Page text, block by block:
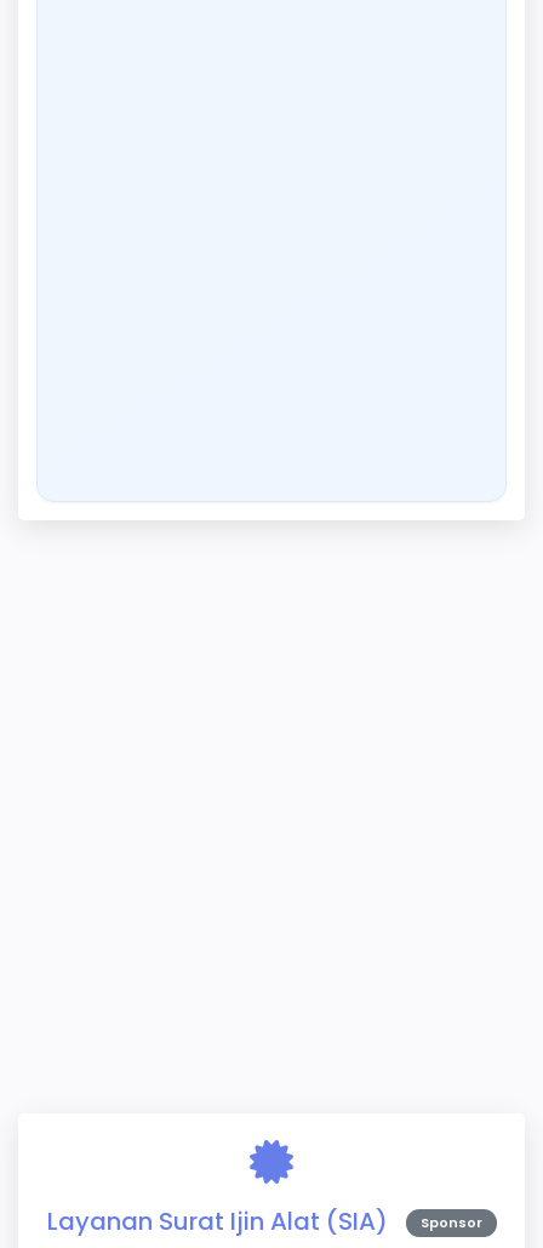
Layanan Surat Ijin Alat (SIA) Sponsor